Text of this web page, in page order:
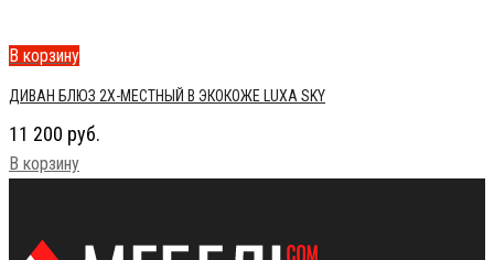
В корзину
ДИВАН БЛЮЗ 2Х-МЕСТНЫЙ В ЭКОКОЖЕ LUXA SKY
11 200 руб.
В корзину